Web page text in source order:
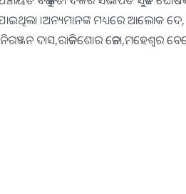
।ଅନ୍ୟମାନଙ୍କ ମଧ୍ୟରେ ଆଲୋକ
ଦାସ,ରାଜକିଶୋର ଜେନା,ମହେଶ୍ୱର